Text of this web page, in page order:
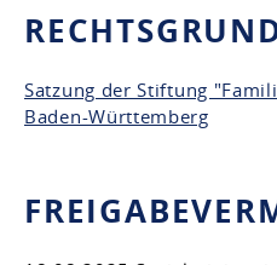
Satzung der Stiftung
Baden-Württemberg